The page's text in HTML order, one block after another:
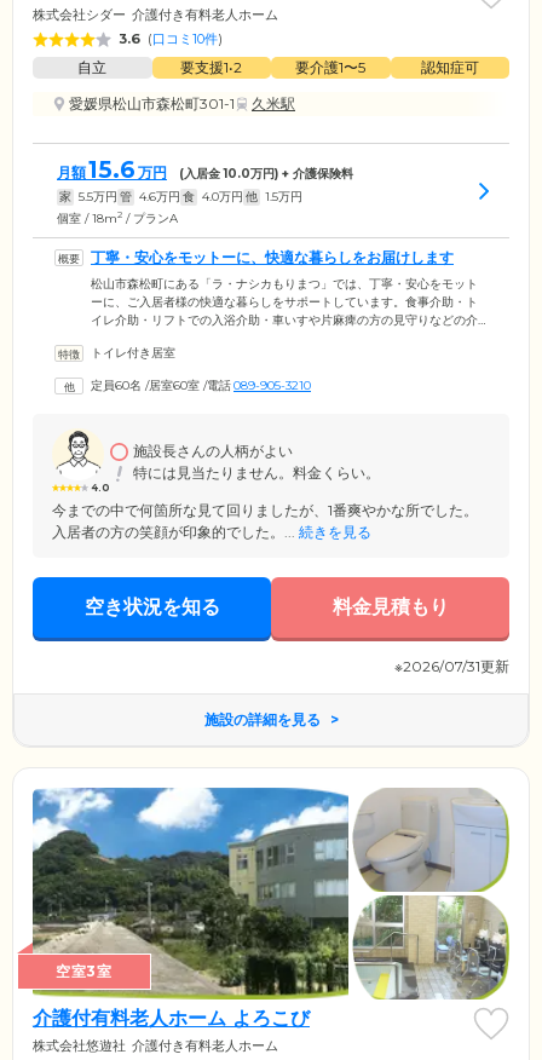
株式会社シダー 介護付き有料老人ホーム
3.6 (口コミ10件)
自立 要支援1•2 要介護1〜5
認知症可
愛媛県松山市森松町301-1
久米駅
月額15.6 万円 (入居金10.0万円) + 介護保険料
家 5.5万円 管 4.6万円 食 4.0万円 他 1.5万円
個室 / 18m2 / プランA
丁寧・安心をモットーに、快適な暮らしをお届けします
松山市森松町にある「ラ・ナシカもりまつ」では、丁寧・安心をモット
ーに、ご入居者様の快適な暮らしをサポートしています。食事介助・ト
イレ介助・リフトでの入浴介助・車いすや片麻痺の方の見守りなどの介
所代行・洗濯・シーツ交換・居室清掃など、幅広いサービスをご提供。
いしています。看護職員による毎日のバイタルチェックや連携医療機関
トイレ付き居室
定員60名 /居室60室 /電話089-905-3210
4.0
施設長さんの人柄がよい
特には見当たりません。料金くらい。
今までの中で何箇所な見て回りましたが、1番爽やかな所でした。
入居者の方の笑顔が印象的でした。... 続きを見る
空き状況を知る 料金見積もり
※2026/07/31更新
施設の詳細を見る
空室3室
介護付有料老人ホーム よろこび
株式会社悠遊社 介護付き有料老人ホーム